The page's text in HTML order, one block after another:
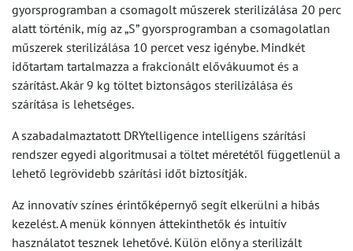
gyorsprogramban a csomagolt műszerek sterilizálása 20 perc
alatt történik, míg az „S” gyorsprogramban a csomagolatlan
műszerek sterilizálása 10 percet vesz igénybe. Mindkét
időtartam tartalmazza a frakcionált elővákuumot és a
szárítást. Akár 9 kg töltet biztonságos sterilizálása és
szárítása is lehetséges.
A szabadalmaztatott DRYtelligence intelligens szárítási
rendszer egyedi algoritmusai a töltet méretétől függetlenül a
lehető legrövidebb szárítási időt biztosítják.
Az innovatív színes érintőképernyő segít elkerülni a hibás
kezelést. A menük könnyen áttekinthetők és intuitív
használatot tesznek lehetővé. Külön előny a sterilizált